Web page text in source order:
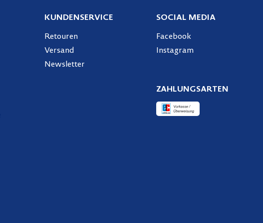
KUNDENSERVICE
Retouren
Versand
Newsletter
SOCIAL MEDIA
Facebook
Instagram
ZAHLUNGSARTEN